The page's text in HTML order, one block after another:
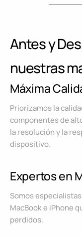
Antes y
nuestras
Máxima
Priorizamos la
componentes de
la resolución y la
dispositivo.
Expertos en
Somos
MacBook e iPhone
perdidos.